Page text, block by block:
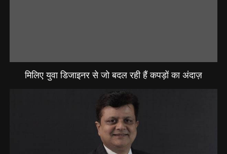
मिलिए युवा डिजाइनर से जो बदल रही हैं कपड़ों का अंदाज़